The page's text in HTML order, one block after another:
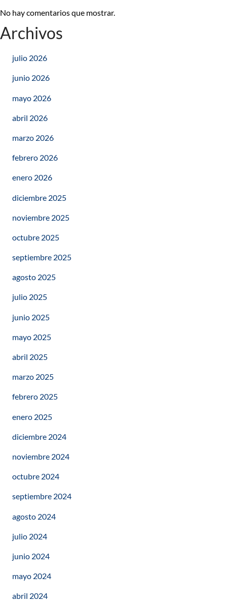
No hay comentarios que mostrar.
Archivos
julio 2026
junio 2026
mayo 2026
abril 2026
marzo 2026
febrero 2026
enero 2026
diciembre 2025
noviembre 2025
octubre 2025
septiembre 2025
agosto 2025
julio 2025
junio 2025
mayo 2025
abril 2025
marzo 2025
febrero 2025
enero 2025
diciembre 2024
noviembre 2024
octubre 2024
septiembre 2024
agosto 2024
julio 2024
junio 2024
mayo 2024
abril 2024